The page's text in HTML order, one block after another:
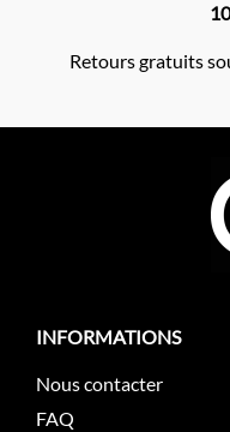
Retours gratuits
INFORMATIONS
Nous contacter
FAQ